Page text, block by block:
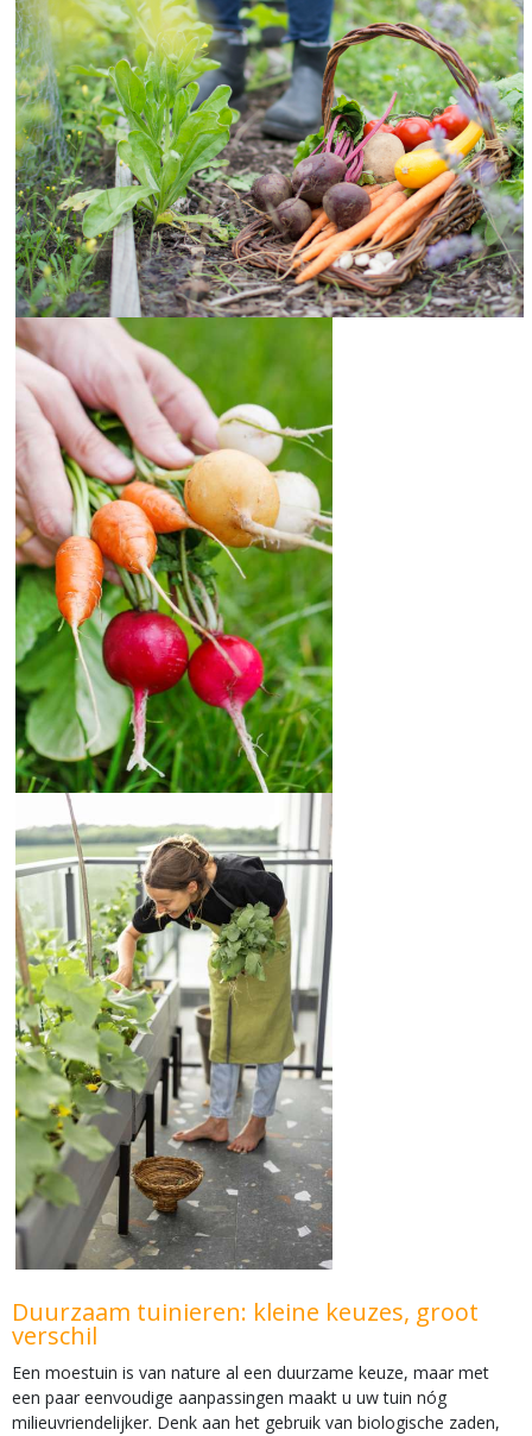
Duurzaam tuinieren: kleine keuzes, groot
verschil
Een moestuin is van nature al een duurzame keuze, maar met
een paar eenvoudige aanpassingen maakt u uw tuin nóg
milieuvriendelijker. Denk aan het gebruik van biologische zaden,